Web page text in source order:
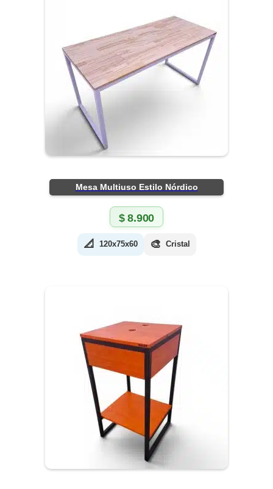
Mesa Multiuso Estilo Nórdico
$8.900
📐 120x75x60 🎨 Cristal